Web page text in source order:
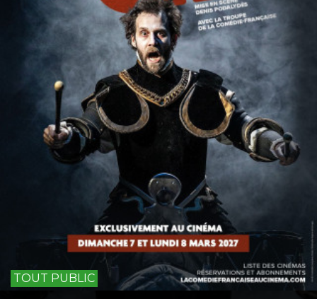
TOUT PUBLIC